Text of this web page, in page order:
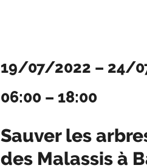
19/07/2022 – 24/
06:00 – 18:00
Sauver les
des Malassis à